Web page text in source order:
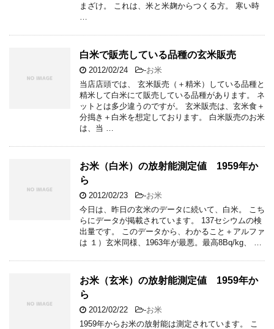
まざけ。 これは、米と米麹からつくる方。 寒い時
白米で販売している品種の玄米販売
2012/02/24 -お米
当店店頭では、 玄米販売（＋精米）している品種と
精米して白米にて販売している品種があります。 ネ
ットとは多少違うのですが。 玄米販売は、玄米食＋
分搗き＋白米を想定しております。 白米販売のお米
は、当 …
お米（白米）の放射能測定値 1959年か
ら
2012/02/23 -お米
今日は、昨日の玄米のデータに続いて、白米。 こち
らにデータが掲載されています。 137セシウムの検
出量です。 このデータから、わかること＋アルファ
は １）玄米同様、1963年が最悪。最高8Bq/kg、 …
お米（玄米）の放射能測定値 1959年か
ら
2012/02/22 -お米
1959年からお米の放射能は測定されています。 こ